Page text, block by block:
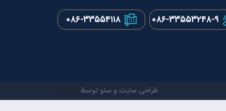
۰۸۶-۳۳۵۵۳۲۴۸-۹ ۰۸۶-۳۳۵۵۴۱۱۸
طراحی سایت و سئو توسط وب رمز